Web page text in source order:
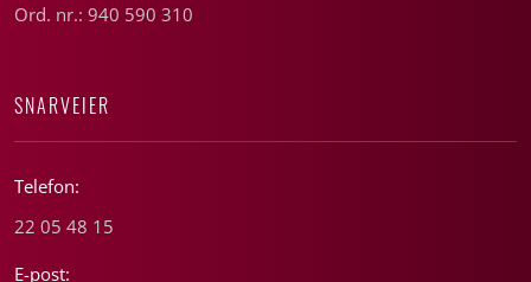
Ord. nr.: 940 590 310
SNARVEIER
Telefon:
22 05 48 15
E-post: